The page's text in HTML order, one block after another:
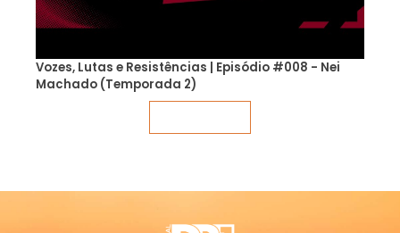
Vozes, Lutas e Resistências | Episódio #008 - Nei
Machado (Temporada 2)